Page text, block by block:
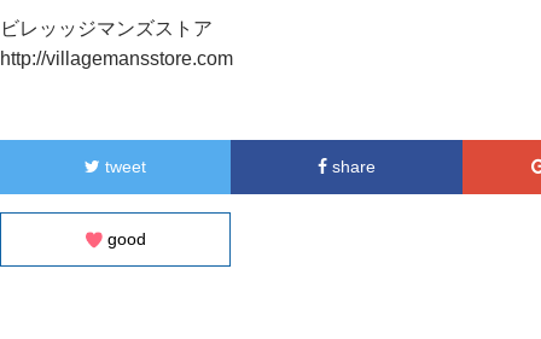
ビレッッジマンズストア
http://villagemansstore.com
tweet share
good